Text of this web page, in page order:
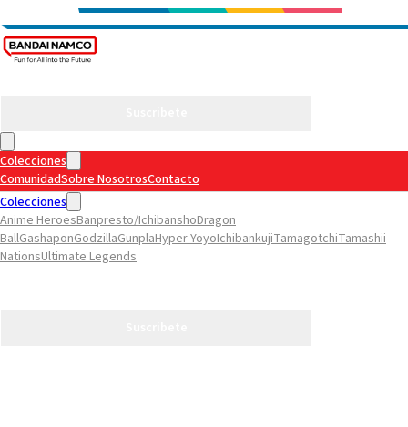
Colecciones
ComunidadSobre NosotrosContacto
Colecciones
Anime HeroesBanpresto/IchibanshoDragon
BallGashaponGodzillaGunplaHyper YoyoIchibankujiTamagotchiTamashii
NationsUltimate Legends